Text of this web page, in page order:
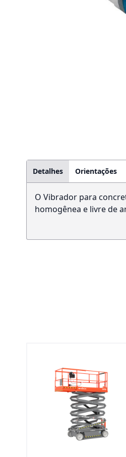
Detalhes Orientações
O Vibrador para
homogênea e livre de